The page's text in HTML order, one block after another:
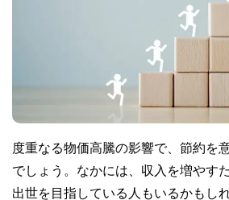
度重なる物価高騰の影響で、節約を
でしょう。なかには、収入を増やす
出世を目指している人もいるかもし